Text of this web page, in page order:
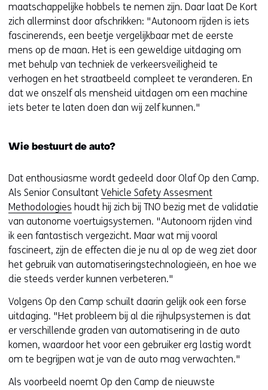
maatschappelijke hobbels te nemen zijn. Daar laat De Kort
zich allerminst door afschrikken: "Autonoom rijden is iets
fascinerends, een beetje vergelijkbaar met de eerste
mens op de maan. Het is een geweldige uitdaging om
met behulp van techniek de verkeersveiligheid te
verhogen en het straatbeeld compleet te veranderen. En
dat we onszelf als mensheid uitdagen om een machine
iets beter te laten doen dan wij zelf kunnen."
Wie bestuurt de auto?
Dat enthousiasme wordt gedeeld door Olaf Op den Camp.
Als Senior Consultant Vehicle Safety Assesment
Methodologies houdt hij zich bij TNO bezig met de validatie
van autonome voertuigsystemen. "Autonoom rijden vind
ik een fantastisch vergezicht. Maar wat mij vooral
fascineert, zijn de effecten die je nu al op de weg ziet door
het gebruik van automatiseringstechnologieën, en hoe we
die steeds verder kunnen verbeteren."
Volgens Op den Camp schuilt daarin gelijk ook een forse
uitdaging. "Het probleem bij al die rijhulpsystemen is dat
er verschillende graden van automatisering in de auto
komen, waardoor het voor een gebruiker erg lastig wordt
om te begrijpen wat je van de auto mag verwachten."
Als voorbeeld noemt Op den Camp de nieuwste